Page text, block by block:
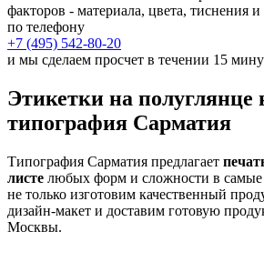
факторов - материала, цвета, тиснения
по телефону
+7 (495) 542-80-20
и мы сделаем просчет в течении 15
Этикетки на полуглянце
типография Сарматия
Типография Сарматия предлагает
листе любых форм и сложности в
не только изготовим качественный
дизайн-макет и доставим готовую
Москвы.